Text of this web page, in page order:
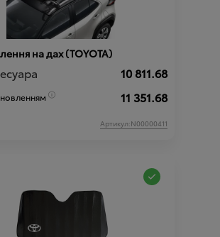
на дах (TOYOTA)
10 811.68
11 351.68
Артикул:N00000411